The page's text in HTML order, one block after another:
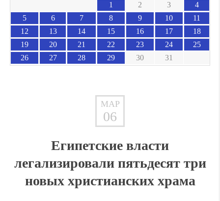
1
2 3
4
5
6 7 8 9 10
11
12
13 14 15 16 17
18
19
20 21 22 23 24
25
26
27 28 29 30 31
МАР
06
Египетские власти
легализировали пятьдесят три
новых христианских храма